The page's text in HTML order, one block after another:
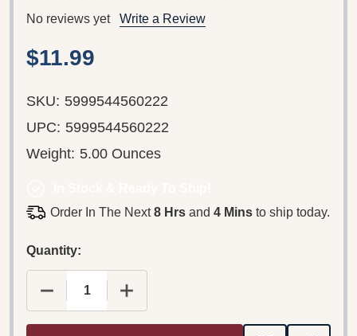
No reviews yet Write a Review
$11.99
SKU: 5999544560222
UPC: 5999544560222
Weight: 5.00 Ounces
Order In The Next8 Hrs and 4 Mins to ship today.
Quantity:
DECREASE QUANTITY OF DUNAPARTI
INCREASE QUANTITY OF